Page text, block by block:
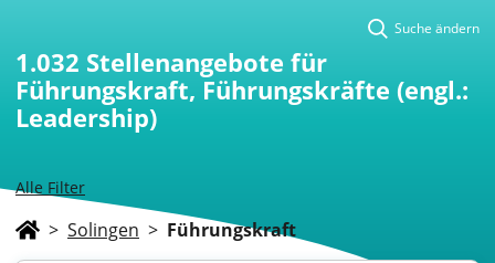
Alle Filter
Suche ändern
1.032 Stellenangebote für
Führungskraft, Führungskräfte (engl.:
Leadership)
> Solingen > Führungskraft